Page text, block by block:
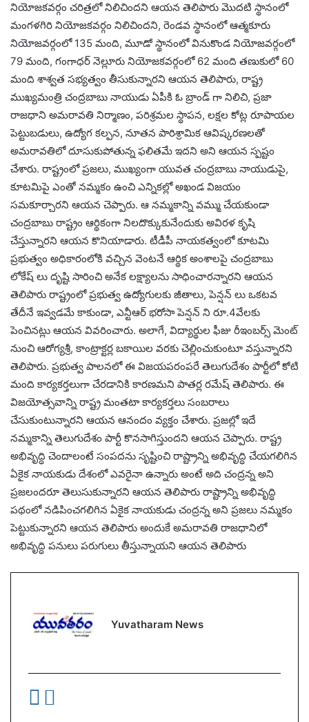
నియోజకవర్గం చరిత్రలో నిలిచిందని ఆయన తెలిపారు మొదటి స్థానంలో
మంగళగిరి నియోజకవర్గం నిలిచిందని, రెండవ స్థానంలో ఆత్మకూరు
నియోజవర్గంలో 135 మంది, మూడో స్థానంలో వినుకొండ నియోజవర్గంలో
79 మంది, గంగాధర్ నెల్లూరు నియోజకవర్గంలో 62 మంది తణుకులో 60
మంది శాశ్వత సభ్యత్వం తీసుకున్నారని ఆయన తెలిపారు, రాష్ట్ర
ముఖ్యమంత్రి చంద్రబాబు నాయుడు ఏపీకి ఓ బ్రాండ్ గా నిలిచి, ప్రజా
రాజధాని అమరావతి నిర్మాణం, పరిశ్రమల స్థాపన, లక్షల కోట్ల రూపాయల
పెట్టుబడులు, ఉద్యోగ కల్పన, నూతన పారిశ్రామిక ఆవిష్కరణలతో
అమరావతిలో దూసుకుపోతున్న ఫలితమే ఇదని అని ఆయన స్పష్టం
చేశారు. రాష్ట్రంలో ప్రజలు, ముఖ్యంగా యువత చంద్రబాబు నాయుడుపై,
కూటమిపై ఎంతో నమ్మకం ఉంచి ఎన్నికల్లో అఖండ విజయం
సమకూర్చారని ఆయన చెప్పారు. ఆ నమ్మకాన్ని వమ్ము చేయకుండా
చంద్రబాబు రాష్ట్రం ఆర్థికంగా నిలదొక్కుకునేందుకు అవిరళ కృషి
చేస్తున్నారని ఆయన కొనియాడారు. టీడీపీ నాయకత్వంలో కూటమి
ప్రభుత్వం అధికారంలోకి వచ్చిన వెంటనే ఆర్థిక అంశాలపై చంద్రబాబు
లోకేష్ లు దృష్టి సారించి అనేక లక్ష్యాలను సాధించారన్నారని ఆయన
తెలిపారు రాష్ట్రంలో ప్రభుత్వ ఉద్యోగులకు జీతాలు, పెన్షన్ లు ఒకటవ
తేదీనే ఇవ్వడమే కాకుండా, ఎన్టీఆర్ భరోసా పెన్షన్ ని రూ.4వేలకు
పెంచినట్లు ఆయన వివరించారు. అలాగే, విద్యార్థుల ఫీజు రీఇంబర్స్ మెంట్
నుంచి ఆరోగ్యశ్రీ, కాంట్రాక్టర్ల బకాయిల వరకు చెల్లించుకుంటూ వస్తున్నారని
తెలిపారు. ప్రభుత్వ పాలనలో ఈ విజయపరంపరే తెలుగుదేశం పార్టీలో కోటి
మంది కార్యకర్తలుగా చేరడానికి కారణమని పాతర్ల రమేష్ తెలిపారు. ఈ
విజయోత్సవాన్ని రాష్ట్ర మంతటా కార్యకర్తలు సంబరాలు
చేసుకుంటున్నారని ఆయన ఆనందం వ్యక్తం చేశారు. ప్రజల్లో ఇదే
నమ్మకాన్ని తెలుగుదేశం పార్టీ కొనసాగిస్తుందని ఆయన చెప్పారు. రాష్ట్ర
అభివృద్ధి చెందాలంటే సంపదను సృష్టించి రాష్ట్రాన్ని అభివృద్ధి చేయగలిగిన
ఏకైక నాయకుడు దేశంలో ఎవరైనా ఉన్నారు అంటే అది చంద్రన్న అని
ప్రజలందరూ తెలుసుకున్నారని ఆయన తెలిపారు రాష్ట్రాన్ని అభివృద్ధి
పథంలో నడిపించగలిగిన ఏకైక నాయకుడు చంద్రన్న అని ప్రజలు నమ్మకం
పెట్టుకున్నారని ఆయన తెలిపారు అందుకే అమరావతి రాజధానిలో
అభివృద్ధి పనులు పరుగులు తీస్తున్నాయని ఆయన తెలిపారు
Yuvatharam News